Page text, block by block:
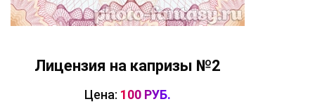
Лицензия на капризы №2
Цена: 100 РУБ.